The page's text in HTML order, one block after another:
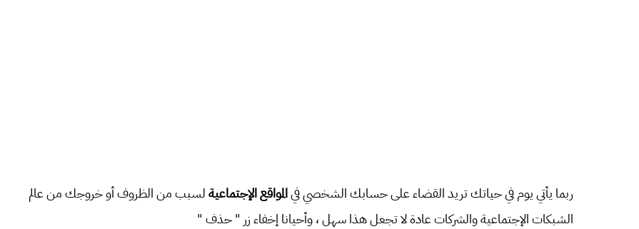
ربما يأتي يوم في حياتك تريد القضاء على حسابك الشخصي فيالمواقع الإجتماعيةلسبب من الظروف أو خروجك من عالم
الشبكات الإجتماعية والشركات عادة لا تجعل هذا سهل ، وأحيانا إخفاء زر " حذف "